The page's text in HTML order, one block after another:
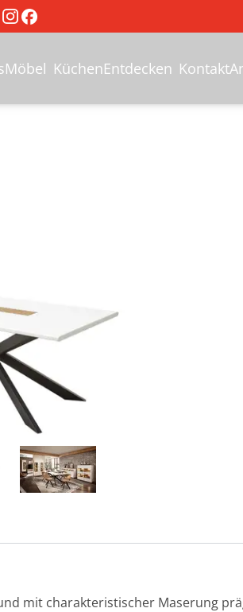
Möbel KüchenEntdecken Kontakt
mit charakteristischer Maserung